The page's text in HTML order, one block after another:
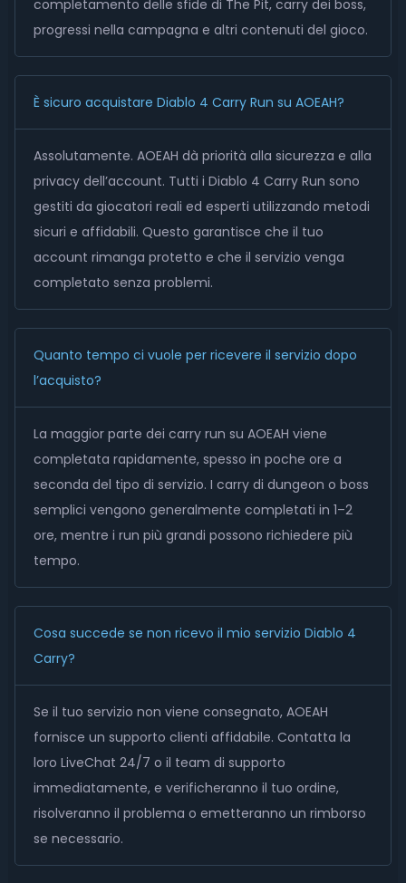
completamento delle sfide di The Pit, carry dei boss,
progressi nella campagna e altri contenuti del gioco.
È sicuro acquistare Diablo 4 Carry Run su AOEAH?
Assolutamente. AOEAH dà priorità alla sicurezza e alla
privacy dell’account. Tutti i Diablo 4 Carry Run sono
gestiti da giocatori reali ed esperti utilizzando metodi
sicuri e affidabili. Questo garantisce che il tuo
account rimanga protetto e che il servizio venga
completato senza problemi.
Quanto tempo ci vuole per ricevere il servizio dopo
l’acquisto?
La maggior parte dei carry run su AOEAH viene
completata rapidamente, spesso in poche ore a
seconda del tipo di servizio. I carry di dungeon o boss
semplici vengono generalmente completati in 1–2
ore, mentre i run più grandi possono richiedere più
tempo.
Cosa succede se non ricevo il mio servizio Diablo 4
Carry?
Se il tuo servizio non viene consegnato, AOEAH
fornisce un supporto clienti affidabile. Contatta la
loro LiveChat 24/7 o il team di supporto
immediatamente, e verificheranno il tuo ordine,
risolveranno il problema o emetteranno un rimborso
se necessario.